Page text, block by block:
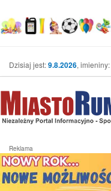
Dzisiaj jest:9.8.2026, imieniny:
Reklama